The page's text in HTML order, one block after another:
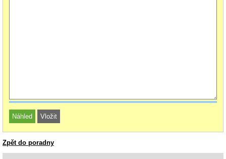
Zpět do poradny